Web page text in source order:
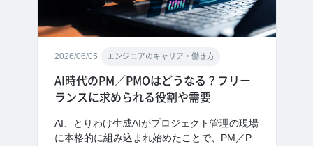
2026/06/05 エンジニアのキャリア・働き方
AI時代のPM／PMOはどうなる？フリー
ランスに求められる役割や需要
AI、とりわけ生成AIがプロジェクト管理の現場
に本格的に組み込まれ始めたことで、PM／P